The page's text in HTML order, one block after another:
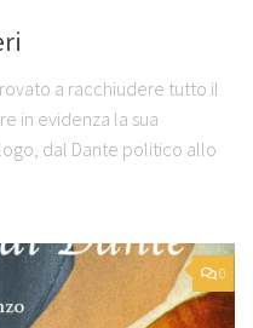
a racchiudere tutto il
in evidenza la sua
dal Dante politico allo
0